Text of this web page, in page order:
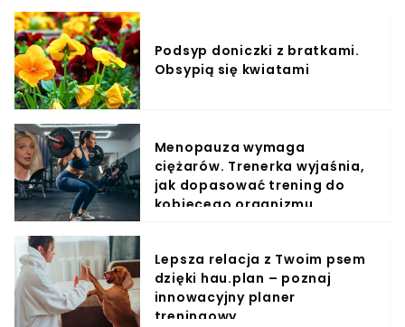
Podsyp doniczki z bratkami.
Obsypią się kwiatami
Menopauza wymaga
ciężarów. Trenerka wyjaśnia,
jak dopasować trening do
kobiecego organizmu
Lepsza relacja z Twoim psem
dzięki hau.plan – poznaj
innowacyjny planer
treningowy